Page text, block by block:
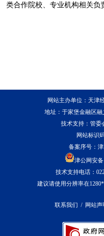
类合作院校、专业机构相关负
网站主办单位：天津
地址：于家堡金融区
技术支持：管委
网站标识
备案序号：
津公网安备
技术支持电话：
建议请使用分辨率在
联系我们 / 网站声